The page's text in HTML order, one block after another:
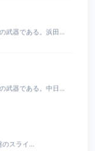
武器である。浜田...
武器である。中日...
スライ...